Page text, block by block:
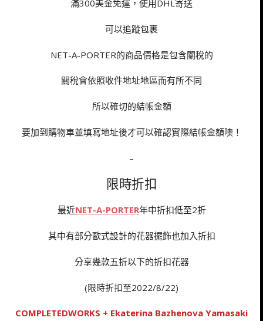
滿300美金免運，使用DHL寄送
可以追蹤包裹
NET-A-PORTER的商品價格是包含關稅的
關稅會依照收件地址地區而有所不同
所以確切的結帳金額
要加到購物車並填寫地址後才可以確認實際結帳金額噢！
–
限時折扣
最近NET-A-PORTER年中折扣低至2折
其中有部分歐式設計的花器擺飾也加入折扣
分享幾款五折以下的折扣花器
(限時折扣至2022/8/22)
COMPLETEDWORKS + Ekaterina Bazhenova Yamasaki